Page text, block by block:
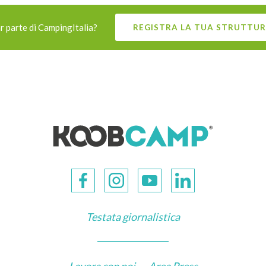
parte di CampingItalia? REGISTRA LA TUA
Testata giornalistica